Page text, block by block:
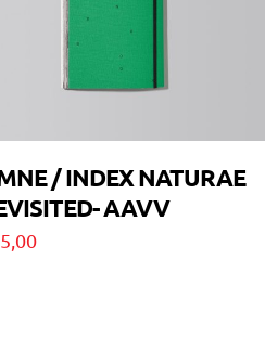
/ INDEX NATURAE
AAVV